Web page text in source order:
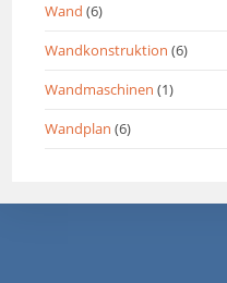
Wand (6)
Wandkonstruktion (6)
Wandmaschinen (1)
Wandplan (6)